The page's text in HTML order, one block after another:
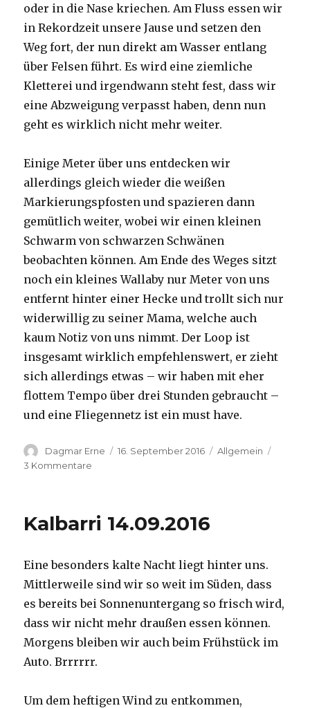
oder in die Nase kriechen. Am Fluss essen wir
in Rekordzeit unsere Jause und setzen den
Weg fort, der nun direkt am Wasser entlang
über Felsen führt. Es wird eine ziemliche
Kletterei und irgendwann steht fest, dass wir
eine Abzweigung verpasst haben, denn nun
geht es wirklich nicht mehr weiter.
Einige Meter über uns entdecken wir
allerdings gleich wieder die weißen
Markierungspfosten und spazieren dann
gemütlich weiter, wobei wir einen kleinen
Schwarm von schwarzen Schwänen
beobachten können. Am Ende des Weges sitzt
noch ein kleines Wallaby nur Meter von uns
entfernt hinter einer Hecke und trollt sich nur
widerwillig zu seiner Mama, welche auch
kaum Notiz von uns nimmt. Der Loop ist
insgesamt wirklich empfehlenswert, er zieht
sich allerdings etwas – wir haben mit eher
flottem Tempo über drei Stunden gebraucht –
und eine Fliegennetz ist ein must have.
Autor
Dagmar Erne
Veröffentlicht
16. September 2016 Kategorien
Allgemein
3 Kommentare
Kalbarri 14.09.2016
Eine besonders kalte Nacht liegt hinter uns.
Mittlerweile sind wir so weit im Süden, dass
es bereits bei Sonnenuntergang so frisch wird,
dass wir nicht mehr draußen essen können.
Morgens bleiben wir auch beim Frühstück im
Auto. Brrrrrr.
Um dem heftigen Wind zu entkommen,